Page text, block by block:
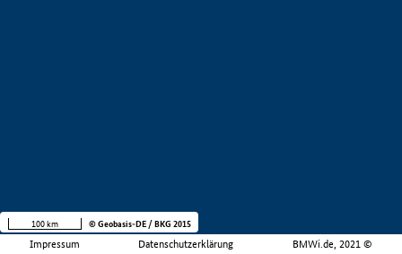
Impressum Datenschutzerklärung BMWi.de, 2021 ©
100 km © Geobasis-DE / BKG 2015